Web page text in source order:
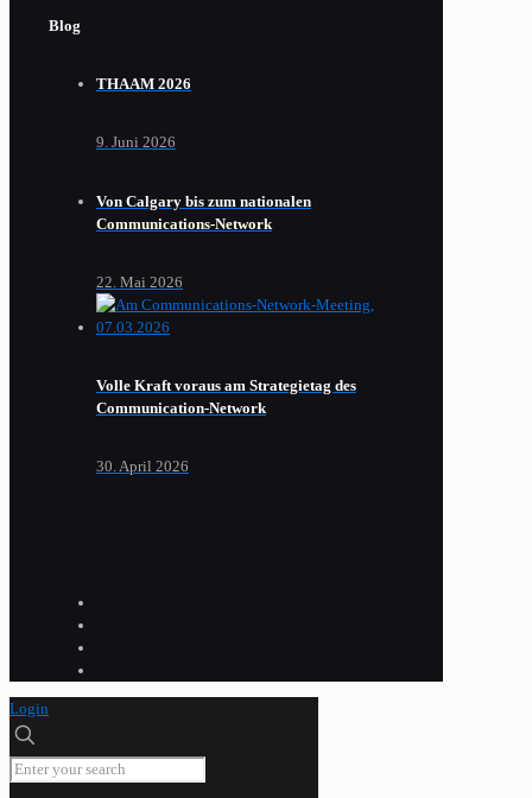
Blog
THAAM 2026
9. Juni 2026
Von Calgary bis zum nationalen
Communications-Network
22. Mai 2026
Volle Kraft voraus am Strategietag des
Communication-Network
30. April 2026
Login